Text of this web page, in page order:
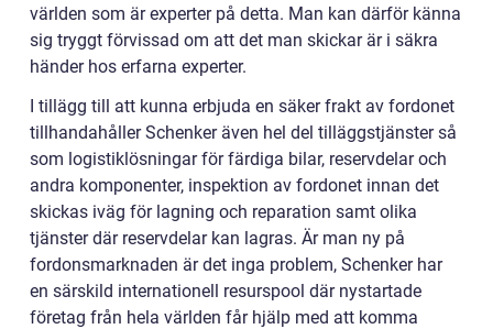
världen som är experter på detta. Man kan därför känna
sig tryggt förvissad om att det man skickar är i säkra
händer hos erfarna experter.
I tillägg till att kunna erbjuda en säker frakt av fordonet
tillhandahåller Schenker även hel del tilläggstjänster så
som logistiklösningar för färdiga bilar, reservdelar och
andra komponenter, inspektion av fordonet innan det
skickas iväg för lagning och reparation samt olika
tjänster där reservdelar kan lagras. Är man ny på
fordonsmarknaden är det inga problem, Schenker har
en särskild internationell resurspool där nystartade
företag från hela världen får hjälp med att komma